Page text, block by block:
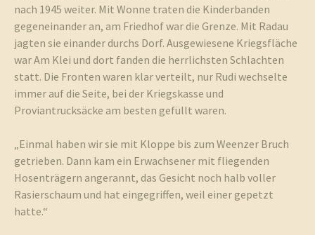
Internet
aus
nach 1945 weiter. Mit Wonne traten die Kinderbanden
gegeneinander an, am Friedhof war die Grenze. Mit Radau
jagten sie einander durchs Dorf. Ausgewiesene Kriegsfläche
war Am Klei und dort fanden die herrlichsten Schlachten
statt. Die Fronten waren klar verteilt, nur Rudi wechselte
immer auf die Seite, bei der Kriegskasse und
Proviantrucksäcke am besten gefüllt waren.
„Einmal haben wir sie mit Kloppe bis zum Weenzer Bruch
getrieben. Dann kam ein Erwachsener mit fliegenden
Hosenträgern angerannt, das Gesicht noch halb voller
Rasierschaum und hat eingegriffen, weil einer gepetzt
hatte.“